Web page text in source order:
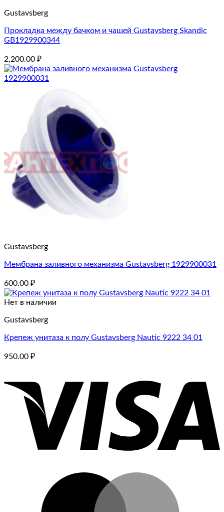
Gustavsberg
Прокладка между бачком и чашей Gustavsberg Skandic
GB1929900344
2,200.00 ₽
Gustavsberg
Мембрана заливного механизма Gustavsberg 1929900031
600.00 ₽
Нет в наличии
Gustavsberg
Крепеж унитаза к полу Gustavsberg Nautic 9222 34 01
950.00 ₽